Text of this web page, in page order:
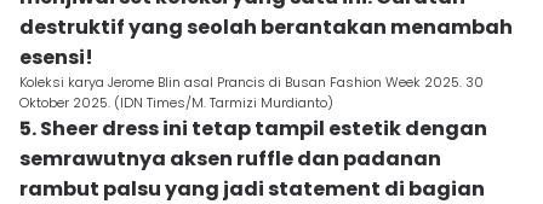
destruktif yang seolah berantakan menambah
esensi!
Koleksi karya Jerome Blin asal Prancis di Busan Fashion Week 2025. 30
Oktober 2025. (IDN Times/M. Tarmizi Murdianto)
5. Sheer dress ini tetap tampil estetik dengan
semrawutnya aksen ruffle dan padanan
rambut palsu yang jadi statement di bagian